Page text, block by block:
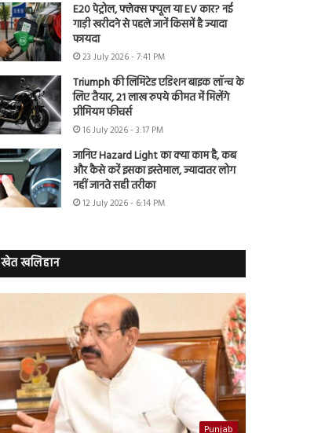
E20 पेट्रोल, फ्लेक्स फ्यूल या EV कार? नई
गाड़ी खरीदने से पहले जानें किसमें है ज्यादा
फायदा
23 July 2026 - 7:41 PM
Triumph की लिमिटेड एडिशन बाइक लॉन्च के
लिए तैयार, 21 लाख रुपये कीमत में मिलेंगे
प्रीमियम फीचर्स
16 July 2026 - 3:17 PM
जानिए Hazard Light का क्या काम है, कब
और कैसे करें इसका इस्तेमाल, ज्यादातर लोग
नहीं जानते सही तरीका
12 July 2026 - 6:14 PM
खेत खलिहान
Punjab